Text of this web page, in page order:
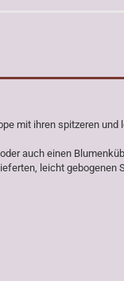
mit ihren spitzeren und
auch einen
leicht gebogenen